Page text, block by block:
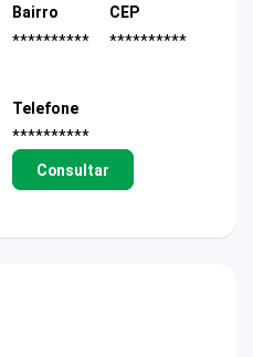
Bairro
**********
CEP
**********
Telefone
**********
Consultar